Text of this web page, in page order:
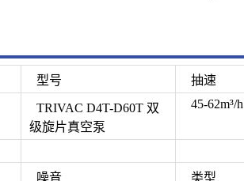
型号 抽速
TRIVAC D4T-D60T 双
级旋片真空泵
45-62m³/h
噪音 类型